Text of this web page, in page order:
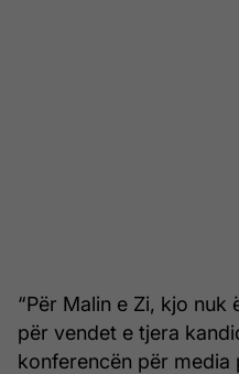
“Për Malin e Zi, kjo nuk
për vendet e tjera
konferencën për media